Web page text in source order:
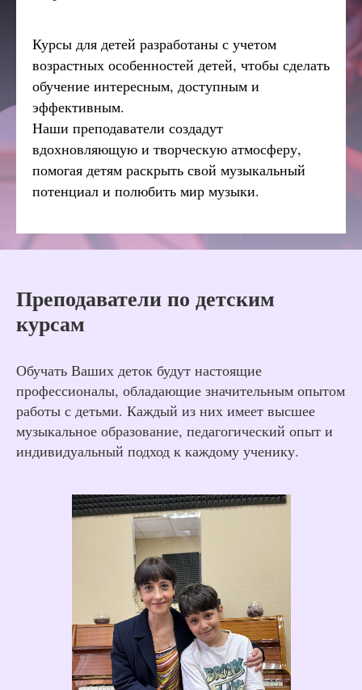
Курсы для детей разработаны с учетом
возрастных особенностей детей, чтобы сделать
обучение интересным, доступным и
эффективным.
Наши преподаватели создадут
вдохновляющую и творческую атмосферу,
помогая детям раскрыть свой музыкальный
потенциал и полюбить мир музыки.
Преподаватели по детским
курсам
Обучать Ваших деток будут настоящие
профессионалы, обладающие значительным опытом
работы с детьми. Каждый из них имеет высшее
музыкальное образование, педагогический опыт и
индивидуальный подход к каждому ученику.